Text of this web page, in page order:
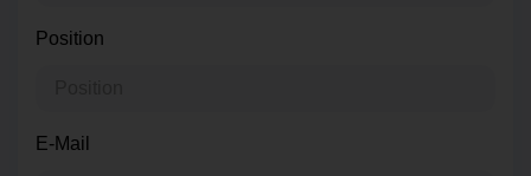
Position
E-Mail